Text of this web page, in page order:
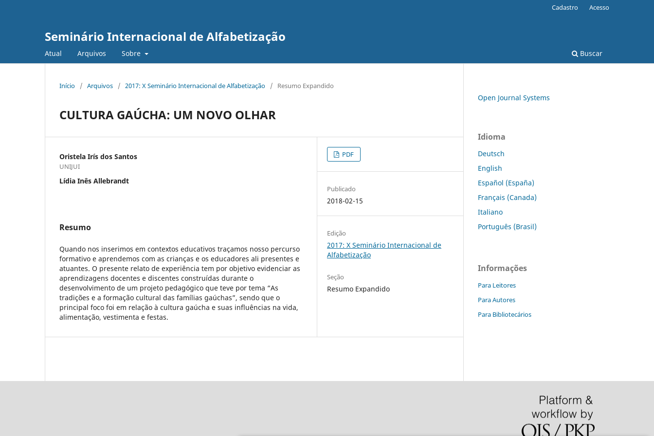
Seminário Internacional de Alfabetização
Atual Arquivos Sobre Buscar
Cadastro Acesso
Início / Arquivos / 2017: X Seminário Internacional de Alfabetização / Resumo Expandido
CULTURA GAÚCHA: UM NOVO OLHAR
Oristela Irís dos Santos
UNIJUI
Lídia Inês Allebrandt
Resumo
Quando nos inserimos em contextos educativos traçamos nosso percurso
formativo e aprendemos com as crianças e os educadores ali presentes e
atuantes. O presente relato de experiência tem por objetivo evidenciar as
aprendizagens docentes e discentes construídas durante o
desenvolvimento de um projeto pedagógico que teve por tema “As
tradições e a formação cultural das famílias gaúchas”, sendo que o
principal foco foi em relação à cultura gaúcha e suas influências na vida,
alimentação, vestimenta e festas.
PDF
Publicado
2018-02-15
Edição
2017: X Seminário Internacional de
Alfabetização
Seção
Resumo Expandido
Open Journal Systems
Idioma
Deutsch
English
Español (España)
Français (Canada)
Italiano
Português (Brasil)
Informações
Para Leitores
Para Autores
Para Bibliotecários